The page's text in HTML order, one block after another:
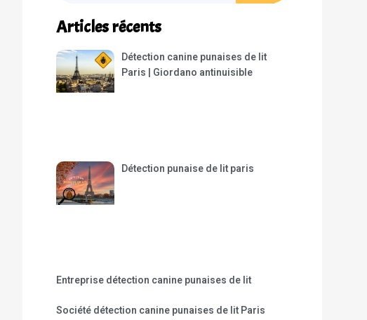
Articles récents
Détection canine punaises de lit
Paris | Giordano antinuisible
Détection punaise de lit paris
Entreprise détection canine punaises de lit
Société détection canine punaises de lit Paris